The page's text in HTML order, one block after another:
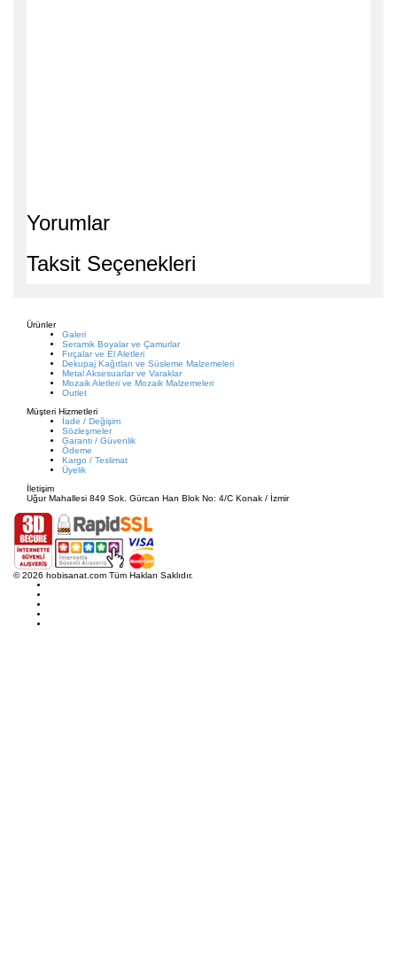
Yorumlar
Taksit Seçenekleri
Ürünler
Galeri
Seramik Boyalar ve Çamurlar
Fırçalar ve El Aletleri
Dekupaj Kağıtları ve Süsleme Malzemeleri
Metal Aksesuarlar ve Varaklar
Mozaik Aletleri ve Mozaik Malzemeleri
Outlet
Müşteri Hizmetleri
İade / Değişim
Sözleşmeler
Garanti / Güvenlik
Ödeme
Kargo / Teslimat
Üyelik
İletişim
Uğur Mahallesi 849 Sok. Gürcan Han Blok No: 4/C Konak / İzmir
© 2026 hobisanat.com Tüm Hakları Saklıdır.